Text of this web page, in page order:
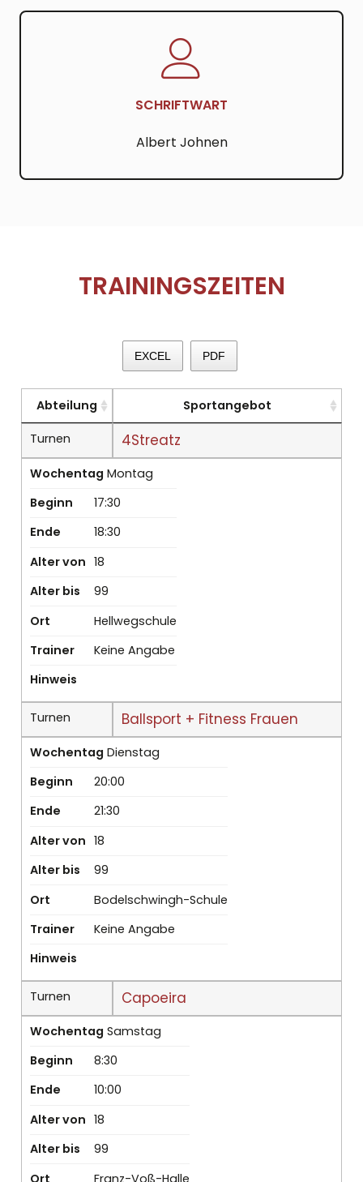
SCHRIFTWART
Albert Johnen
TRAININGSZEITEN
EXCEL PDF
Abteilung Sportangebot
Turnen 4Streatz
Wochentag Montag
Beginn
17:30
Ende
18:30
Alter von 18
Alter bis
99
Ort
Hellwegschule
Trainer
Keine Angabe
Hinweis
Turnen Ballsport + Fitness Frauen
Wochentag Dienstag
Beginn
20:00
Ende
21:30
Alter von 18
Alter bis
99
Ort
Bodelschwingh-Schule
Trainer
Keine Angabe
Hinweis
Turnen Capoeira
Wochentag Samstag
Beginn
8:30
Ende
10:00
Alter von 18
Alter bis
99
Ort
Franz-Voß-Halle